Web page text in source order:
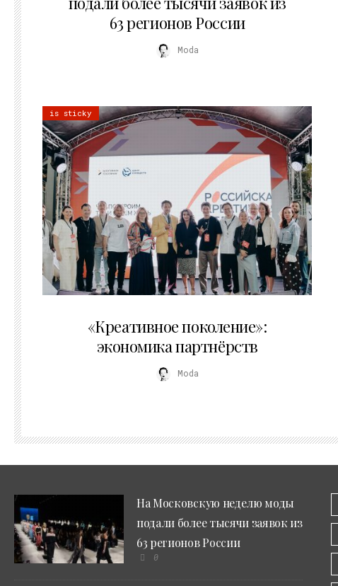
63 регионов России
Moda
is sticky
«Креативное поколение»:
экономика партнёрств
Moda
На Московскую неделю моды
подали более тысячи заявок из
63 регионов России
0